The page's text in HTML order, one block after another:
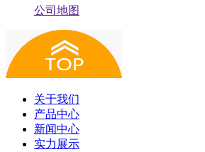
公司地图
关于我们
产品中心
新闻中心
实力展示